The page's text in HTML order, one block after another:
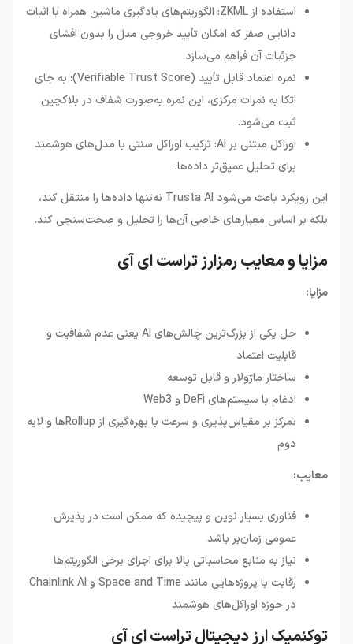
استفاده از ZKML: الگوریتم‌های یادگیری ماشین همراه با اثبات
دانایی صفر که امکان تأیید خروجی مدل را بدون افشای
جزئیات آن فراهم می‌سازد.
نمره اعتماد قابل تأیید (Verifiable Trust Score): به جای
اتکا به نمرات مرکزی، این نمره به‌صورت شفاف در بلاکچین
ثبت می‌شود.
اوراکل مبتنی بر AI: ترکیب اوراکل سنتی با مدل‌های هوشمند
برای تحلیل عمیق‌تر داده‌ها.
این رویکرد باعث می‌شود Trusta AI نه‌تنها داده‌ها را منتقل کند،
بلکه بر اساس معیارهای خاصی آن‌ها را تحلیل و صحت‌سنجی کند.
مزایا و معایب رمزارز تراست ای آی
مزایا:
حل یکی از بزرگ‌ترین چالش‌های AI یعنی عدم شفافیت و
قابلیت اعتماد
ساختار ماژولار و قابل توسعه
ادغام با سیستم‌های DeFi و Web3
تمرکز بر مقیاس‌پذیری و سرعت با بهره‌گیری از Rollupها و لایه
دوم
معایب:
فناوری بسیار نوین و پیچیده که ممکن است در پذیرش
عمومی زمان‌بر باشد
نیاز به منابع محاسباتی بالا برای اجرای برخی الگوریتم‌ها
رقابت با پروژه‌هایی مانند Space and Time و Chainlink AI
در حوزه اوراکل‌های هوشمند
توکنمیک ارز دیجیتال تراست ای آی